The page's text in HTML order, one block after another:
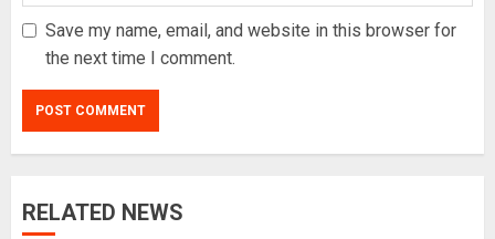
Save my name, email, and website in this browser for
the next time I comment.
RELATED NEWS